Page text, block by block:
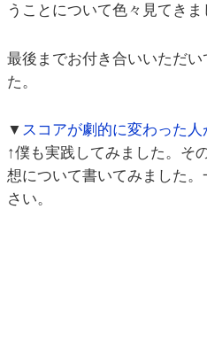
うことについて色々見てきま
最後までお付き合いいただ
た。
▼ スコアが劇的に変わった
↑僕も実践してみました。そ
想について書いてみました
さい。